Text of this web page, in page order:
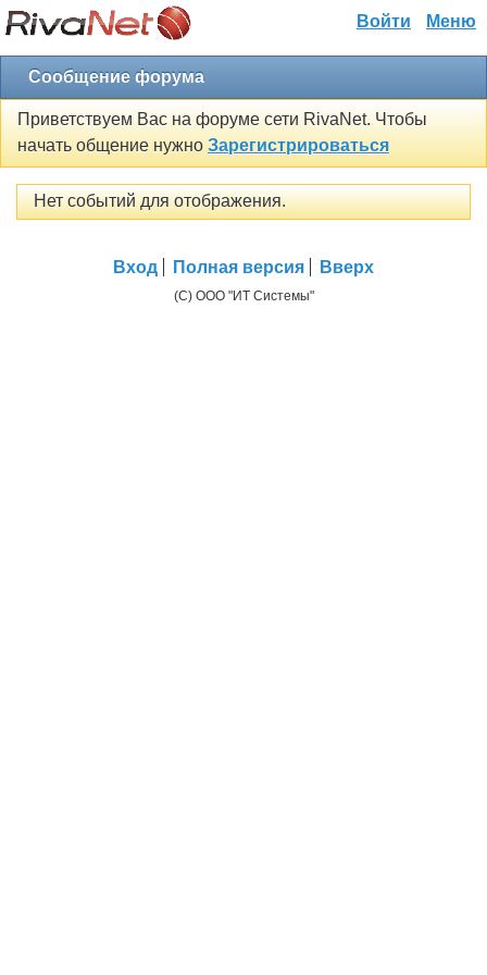
Войти Меню
Сообщение форума
Приветствуем Вас на форуме сети RivaNet. Чтобы
начать общение нужно Зарегистрироваться
Нет событий для отображения.
Вход Полная версия Вверх
(C) ООО "ИТ Системы"